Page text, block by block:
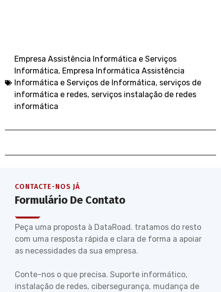
Empresa Assistência Informática e Serviços
Informática, Empresa Informática Assistência
Informática e Serviços de Informática, serviços de
informática e redes, serviços instalação de redes
informática
CONTACTE-NOS JÁ
Formulário De Contato
Peça uma proposta à DataRoad. tratamos do resto
com uma resposta rápida e clara de forma a apoiar
as necessidades da sua empresa.
Conte-nos o que precisa. Suporte informático,
instalação de redes, cibersegurança, mudança de